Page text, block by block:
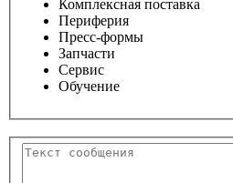
Комплексная поставка
Периферия
Пресс-формы
Запчасти
Сервис
Обучение